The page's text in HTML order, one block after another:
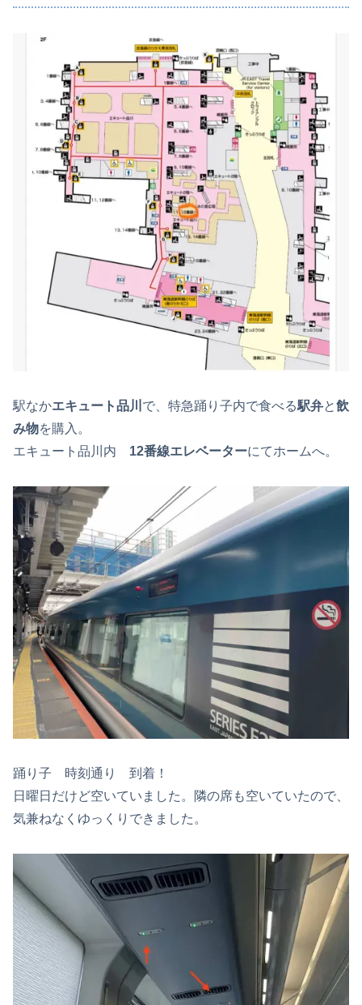
駅なかエキュート品川 で、特急踊り子内で食べる駅弁と飲
み物を購入。
エキュート品川内 12番線エレベーターにてホームへ。
踊り子 時刻通り 到着！
日曜日だけど空いていました。隣の席も空いていたので、
気兼ねなくゆっくりできました。